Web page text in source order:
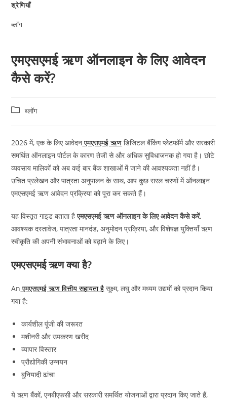
श्रेणियाँ
ब्लॉग
एमएसएमई ऋण ऑनलाइन के लिए आवेदन
कैसे करें?
ब्लॉग
2026 में, एक के लिए आवेदन एमएसएमई ऋण डिजिटल बैंकिंग प्लेटफॉर्म और सरकारी
समर्थित ऑनलाइन पोर्टल के कारण तेजी से और अधिक सुविधाजनक हो गया है। छोटे
व्यवसाय मालिकों को अब कई बार बैंक शाखाओं में जाने की आवश्यकता नहीं है।
उचित प्रलेखन और पात्रता अनुपालन के साथ, आप कुछ सरल चरणों में ऑनलाइन
एमएसएमई ऋण आवेदन प्रक्रिया को पूरा कर सकते हैं।
यह विस्तृत गाइड बताता हैएमएसएमई ऋण ऑनलाइन के लिए आवेदन कैसे करें,
आवश्यक दस्तावेज, पात्रता मानदंड, अनुमोदन प्रक्रिया, और विशेषज्ञ युक्तियाँ ऋण
स्वीकृति की अपनी संभावनाओं को बढ़ाने के लिए।
एमएसएमई ऋण क्या है?
An एमएसएमई ऋण वित्तीय सहायता है सूक्ष्म, लघु और मध्यम उद्यमों को प्रदान किया
गया है:
कार्यशील पूंजी की जरूरत
मशीनरी और उपकरण खरीद
व्यापार विस्तार
प्रौद्योगिकी उन्नयन
बुनियादी ढांचा
ये ऋण बैंकों, एनबीएफसी और सरकारी समर्थित योजनाओं द्वारा प्रदान किए जाते हैं,